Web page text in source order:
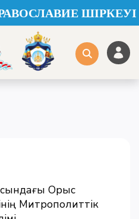
ШІРКЕУІ
Орыс
Митрополиттік